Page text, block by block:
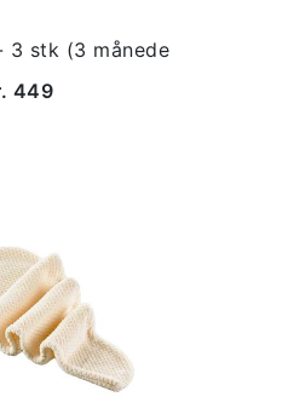
3 stk (3 månede
449